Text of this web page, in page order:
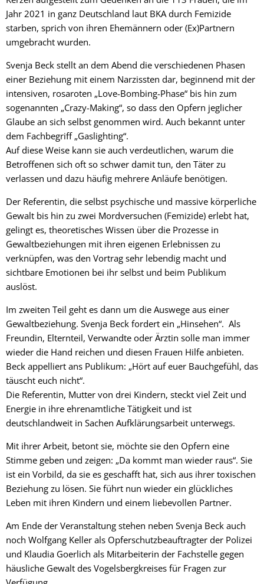
Jahr 2021 in ganz Deutschland laut BKA durch Femizide
starben, sprich von ihren Ehemännern oder (Ex)Partnern
umgebracht wurden.
Svenja Beck stellt an dem Abend die verschiedenen Phasen
einer Beziehung mit einem Narzissten dar, beginnend mit der
intensiven, rosaroten „Love-Bombing-Phase“ bis hin zum
sogenannten „Crazy-Making“, so dass den Opfern jeglicher
Glaube an sich selbst genommen wird. Auch bekannt unter
dem Fachbegriff „Gaslighting“.
Auf diese Weise kann sie auch verdeutlichen, warum die
Betroffenen sich oft so schwer damit tun, den Täter zu
verlassen und dazu häufig mehrere Anläufe benötigen.
Der Referentin, die selbst psychische und massive körperliche
Gewalt bis hin zu zwei Mordversuchen (Femizide) erlebt hat,
gelingt es, theoretisches Wissen über die Prozesse in
Gewaltbeziehungen mit ihren eigenen Erlebnissen zu
verknüpfen, was den Vortrag sehr lebendig macht und
sichtbare Emotionen bei ihr selbst und beim Publikum
auslöst.
Im zweiten Teil geht es dann um die Auswege aus einer
Gewaltbeziehung. Svenja Beck fordert ein „Hinsehen“. Als
Freundin, Elternteil, Verwandte oder Ärztin solle man immer
wieder die Hand reichen und diesen Frauen Hilfe anbieten.
Beck appelliert ans Publikum: „Hört auf euer Bauchgefühl, das
täuscht euch nicht“.
Die Referentin, Mutter von drei Kindern, steckt viel Zeit und
Energie in ihre ehrenamtliche Tätigkeit und ist
deutschlandweit in Sachen Aufklärungsarbeit unterwegs.
Mit ihrer Arbeit, betont sie, möchte sie den Opfern eine
Stimme geben und zeigen: „Da kommt man wieder raus“. Sie
ist ein Vorbild, da sie es geschafft hat, sich aus ihrer toxischen
Beziehung zu lösen. Sie führt nun wieder ein glückliches
Leben mit ihren Kindern und einem liebevollen Partner.
Am Ende der Veranstaltung stehen neben Svenja Beck auch
noch Wolfgang Keller als Opferschutzbeauftragter der Polizei
und Klaudia Goerlich als Mitarbeiterin der Fachstelle gegen
häusliche Gewalt des Vogelsbergkreises für Fragen zur